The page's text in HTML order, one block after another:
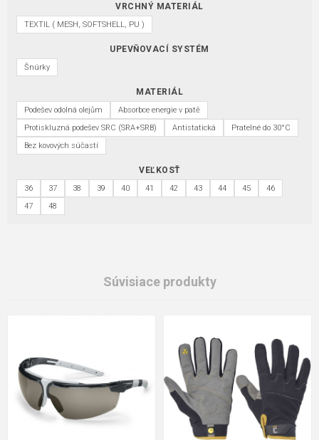
VRCHNÝ MATERIÁL
TEXTIL ( MESH, SOFTSHELL, PU )
UPEVŇOVACÍ SYSTÉM
Šnúrky
MATERIÁL
Podešev odolná olejům
Absorbce energie v patě
Protiskluzná podešev SRC (SRA+SRB)
Antistatická
Pratelné do 30°C
Bez kovových súčastí
VEĽKOSŤ
36 37 38 39 40 41 42 43 44 45
46
47
48
Súvisiace produkty